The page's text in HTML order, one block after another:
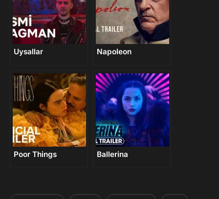
Uysallar Napoleon
Poor Things Ballerina